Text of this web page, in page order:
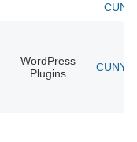
WordPress
Plugins
CUNY